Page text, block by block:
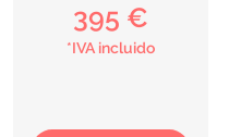
395 €
*IVA incluido